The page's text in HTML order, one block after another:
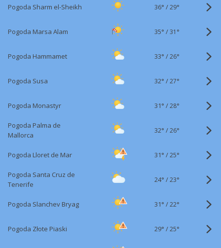
Pogoda Sharm el-Sheikh 36° /29°
Pogoda Marsa Alam 35° /31°
Pogoda Hammamet 33° /26°
Pogoda Susa 32° /27°
Pogoda Monastyr 31° /28°
Pogoda Palma de
Mallorca
32° /26°
Pogoda Lloret de Mar 31° /25°
Pogoda Santa Cruz de
Tenerife
24° /23°
Pogoda Slanchev Bryag 31° /22°
Pogoda Złote Piaski 29° /25°